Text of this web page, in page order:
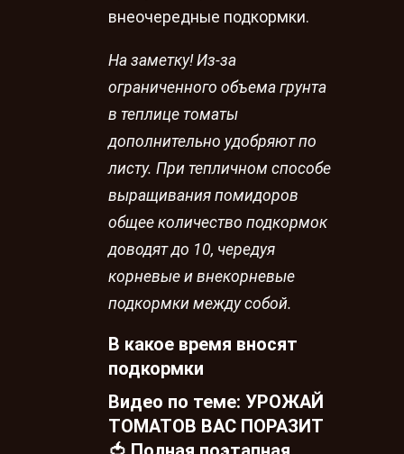
внеочередные подкормки.
На заметку! Из-за
ограниченного объема грунта
в теплице томаты
дополнительно удобряют по
листу. При тепличном способе
выращивания помидоров
общее количество подкормок
доводят до 10, чередуя
корневые и внекорневые
подкормки между собой.
В какое время вносят
подкормки
Видео по теме: УРОЖАЙ
ТОМАТОВ ВАС ПОРАЗИТ